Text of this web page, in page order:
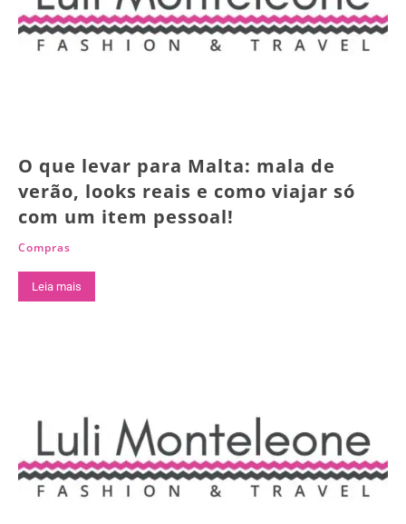
O que levar para Malta: mala de
verão, looks reais e como viajar só
com um item pessoal!
Compras
Leia mais